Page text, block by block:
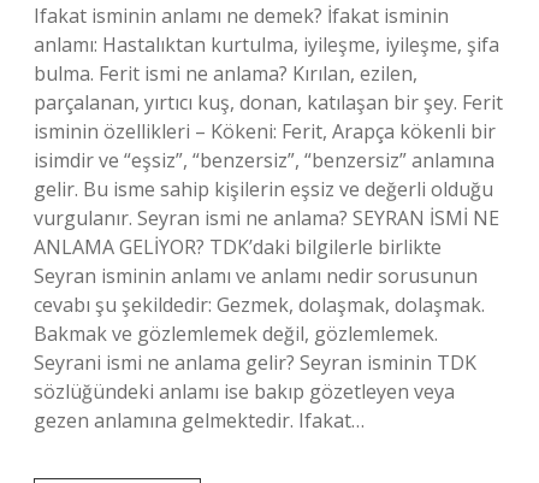
Ifakat isminin anlamı ne demek? İfakat isminin
anlamı: Hastalıktan kurtulma, iyileşme, iyileşme, şifa
bulma. Ferit ismi ne anlama? Kırılan, ezilen,
parçalanan, yırtıcı kuş, donan, katılaşan bir şey. Ferit
isminin özellikleri – Kökeni: Ferit, Arapça kökenli bir
isimdir ve “eşsiz”, “benzersiz”, “benzersiz” anlamına
gelir. Bu isme sahip kişilerin eşsiz ve değerli olduğu
vurgulanır. Seyran ismi ne anlama? SEYRAN İSMİ NE
ANLAMA GELİYOR? TDK’daki bilgilerle birlikte
Seyran isminin anlamı ve anlamı nedir sorusunun
cevabı şu şekildedir: Gezmek, dolaşmak, dolaşmak.
Bakmak ve gözlemlemek değil, gözlemlemek.
Seyrani ismi ne anlama gelir? Seyran isminin TDK
sözlüğündeki anlamı ise bakıp gözetleyen veya
gezen anlamına gelmektedir. Ifakat…